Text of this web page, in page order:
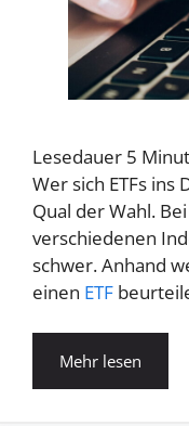
Lesedauer 5
Wer sich ETFs ins
Qual der Wahl.
verschiedenen
schwer. Anhand
einen ETF
Mehr lesen